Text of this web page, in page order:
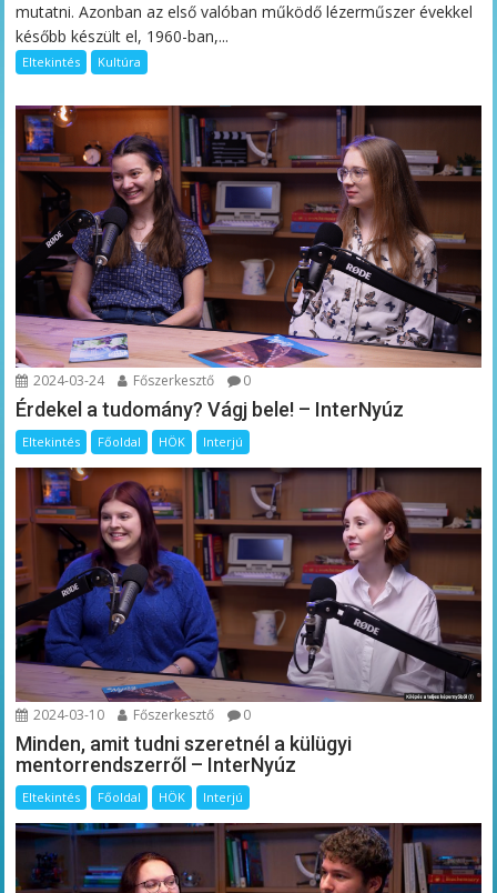
mutatni. Azonban az első valóban működő lézerműszer évekkel
később készült el, 1960-ban,...
Eltekintés Kultúra
2024-03-24 Főszerkesztő 0
Érdekel a tudomány? Vágj bele! – InterNyúz
Eltekintés Főoldal HÖK Interjú
2024-03-10 Főszerkesztő 0
Minden, amit tudni szeretnél a külügyi
mentorrendszerről – InterNyúz
Eltekintés Főoldal HÖK Interjú